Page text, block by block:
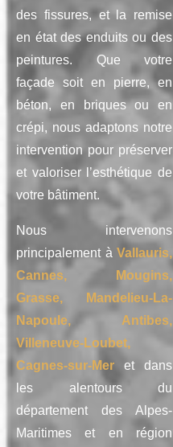
des fissures, et la remise
en état des enduits ou des
peintures. Que votre
façade soit en pierre, en
béton, en briques ou en
crépi, nous adaptons notre
intervention pour préserver
et valoriser l’esthétique de
votre bâtiment.
Nous intervenons
principalement à Vallauris,
Cannes, Mougins,
Grasse, Mandelieu-La-
Napoule, Antibes,
Villeneuve-Loubet,
Cagnes-sur-Mer et dans
les alentours du
département des Alpes-
Maritimes et en région